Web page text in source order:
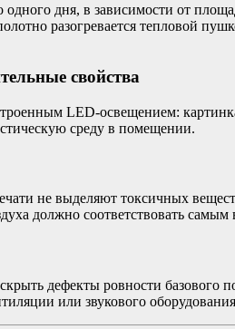
дня, в зависимости от
разогревается тепловой
свойства
LED-освещением:
среду в помещении.
не выделяют токсичных
должно соответствовать
дефекты ровности
или звукового